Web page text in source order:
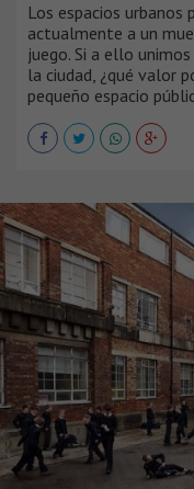
Los espacios urbanos
actualmente a un
juego. Si a ello
la ciudad, ¿qué valor
pequeño espacio